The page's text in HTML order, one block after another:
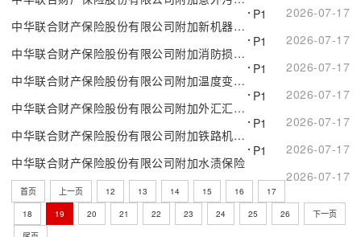
2026-07-17
中华联合财产保险股份有限公司附加新机器设备特约保险
P1
2026-07-17
中华联合财产保险股份有限公司附加消防损失保险
P1
2026-07-17
中华联合财产保险股份有限公司附加温度变化（12小时）保险
P1
2026-07-17
中华联合财产保险股份有限公司附加外汇汇率保险
P1
2026-07-17
中华联合财产保险股份有限公司附加铁路机车保险
P1
2026-07-17
中华联合财产保险股份有限公司附加水渍保险
P1
2026-07-17
首页 上一页 12 13 14 15 16
17
18
19 20 21 22 23 24 25 26
下一页